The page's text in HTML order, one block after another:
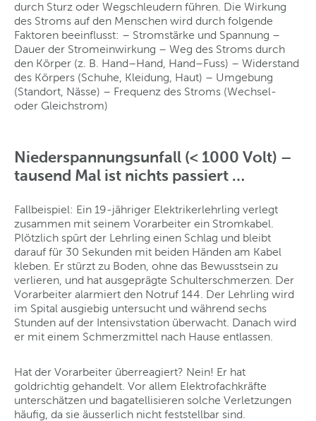
durch Sturz oder Wegschleudern führen. Die Wirkung
des Stroms auf den Menschen wird durch folgende
Faktoren beeinflusst: – Stromstärke und Spannung –
Dauer der Stromeinwirkung – Weg des Stroms durch
den Körper (z. B. Hand–Hand, Hand–Fuss) – Widerstand
des Körpers (Schuhe, Kleidung, Haut) – Umgebung
(Standort, Nässe) – Frequenz des Stroms (Wechsel-
oder Gleichstrom)
Niederspannungsunfall (< 1000 Volt) –
tausend Mal ist nichts passiert …
Fallbeispiel: Ein 19-jähriger Elektrikerlehrling verlegt
zusammen mit seinem Vorarbeiter ein Stromkabel.
Plötzlich spürt der Lehrling einen Schlag und bleibt
darauf für 30 Sekunden mit beiden Händen am Kabel
kleben. Er stürzt zu Boden, ohne das Bewusstsein zu
verlieren, und hat ausgeprägte Schulterschmerzen. Der
Vorarbeiter alarmiert den Notruf 144. Der Lehrling wird
im Spital ausgiebig untersucht und während sechs
Stunden auf der Intensivstation überwacht. Danach wird
er mit einem Schmerzmittel nach Hause entlassen.
Hat der Vorarbeiter überreagiert? Nein! Er hat
goldrichtig gehandelt. Vor allem Elektrofachkräfte
unterschätzen und bagatellisieren solche Verletzungen
häufig, da sie äusserlich nicht feststellbar sind.